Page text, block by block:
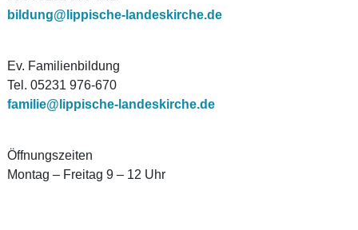
bildung@lippische-landeskirche.de
Ev. Familienbildung
Tel. 05231 976-670
familie@lippische-landeskirche.de
Öffnungszeiten
Montag – Freitag 9 – 12 Uhr